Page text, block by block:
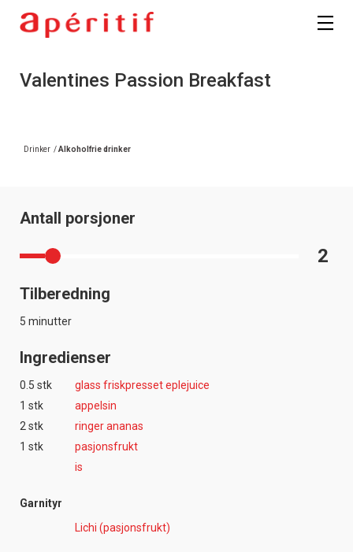
Valentines Passion Breakfast
Drinker /Alkoholfrie drinker
Antall porsjoner
2
Tilberedning
5 minutter
Ingredienser
0.5 stk
glass friskpresset eplejuice
1 stk
appelsin
2 stk
ringer ananas
1 stk
pasjonsfrukt
is
Garnityr
Lichi (pasjonsfrukt)